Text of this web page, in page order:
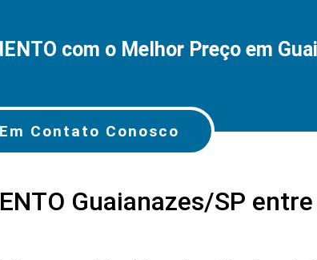
com o Melhor Preço em
Contato Conosco
Guaianazes/SP